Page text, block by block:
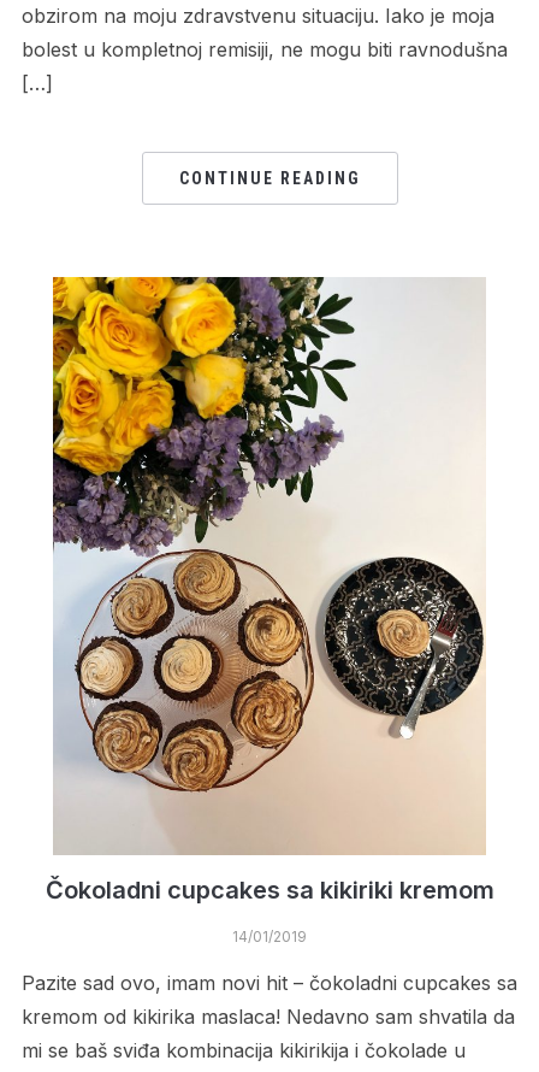
obzirom na moju zdravstvenu situaciju. Iako je moja
bolest u kompletnoj remisiji, ne mogu biti ravnodušna
[…]
CONTINUE READING
Čokoladni cupcakes sa kikiriki kremom
14/01/2019
Pazite sad ovo, imam novi hit – čokoladni cupcakes sa
kremom od kikirika maslaca! Nedavno sam shvatila da
mi se baš sviđa kombinacija kikirikija i čokolade u